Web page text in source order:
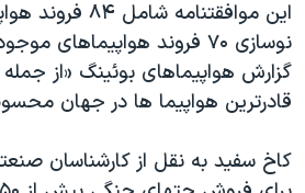
نرگس محمدی برنده جایزه نوبل صلح
همایش محافظه‌کاران آمریکا «سی‌پک»
صفحه‌های ویژه
این موافقتنامه
نوسازی ۷۰ فروند هواپیماهای
گزارش هواپیماهای بوئینگ «از
قادرترين هواپیما ها در جهان
کاخ سفید به نقل از کارشناسان